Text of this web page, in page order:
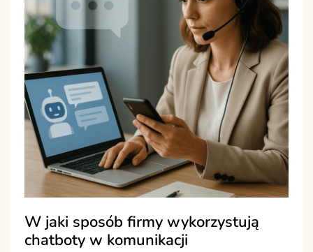
W jaki sposób firmy wykorzystują
chatboty w komunikacji